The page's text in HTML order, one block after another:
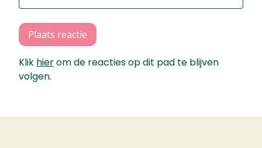
Plaats reactie
Klik hierom de reacties op dit pad te blijven
volgen.